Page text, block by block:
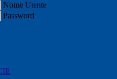
Nome Utente
Password